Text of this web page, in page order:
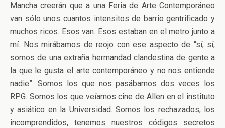
Mancha creerán que a una Feria de Arte Contemporáneo
van sólo unos cuantos intensitos de barrio gentrificado y
muchos ricos. Esos van. Esos estaban en el metro junto a
mí. Nos mirábamos de reojo con ese aspecto de “sí, sí,
somos de una extraña hermandad clandestina de gente a
la que le gusta el arte contemporáneo y no nos entiende
nadie”. Somos los que nos pasábamos dos veces los
RPG. Somos los que veíamos cine de Allen en el instituto
y asiático en la Universidad. Somos los rechazados, los
incomprendidos, tenemos nuestros códigos secretos